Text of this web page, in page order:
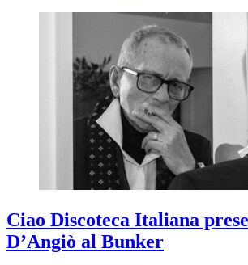
Ciao Discoteca Italiana
D’Angiò al Bunker